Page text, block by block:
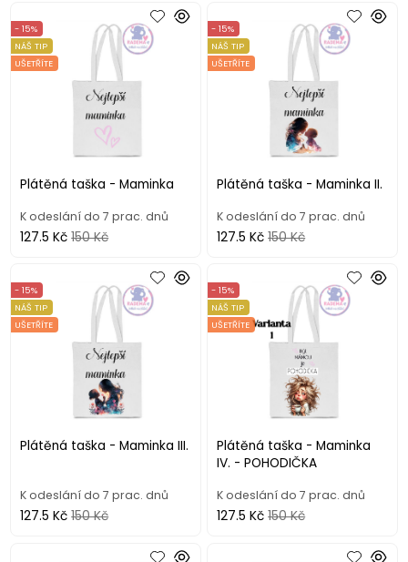
Plátěná taška - Maminka
- 15%
NÁŠ TIP
UŠETŘÍTE
K odeslání do 7 prac. dnů
127.5 Kč 150 Kč
Plátěná taška - Maminka II.
- 15%
NÁŠ TIP
UŠETŘÍTE
K odeslání do 7 prac. dnů
127.5 Kč 150 Kč
Plátěná taška - Maminka III.
- 15%
NÁŠ TIP
UŠETŘÍTE
K odeslání do 7 prac. dnů
127.5 Kč 150 Kč
Plátěná taška - Maminka
IV. - POHODIČKA
- 15%
NÁŠ TIP
UŠETŘÍTE
K odeslání do 7 prac. dnů
127.5 Kč 150 Kč